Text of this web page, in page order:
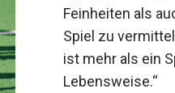
Feinheiten als
das Spiel zu
„Hockey ist mehr
Lebensweise.“